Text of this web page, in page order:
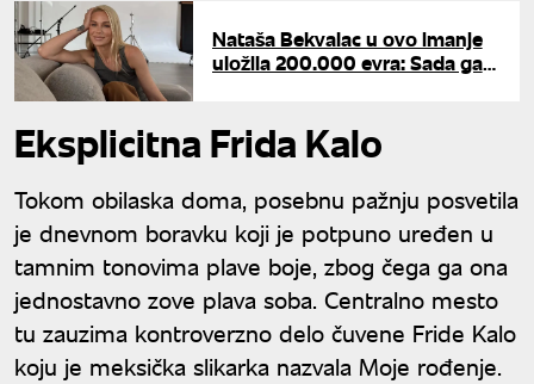
Nataša Bekvalac u ovo imanje
uložila 200.000 evra: Sada ga
Eksplicitna Frida Kalo
Tokom obilaska doma, posebnu pažnju posvetila
je dnevnom boravku koji je potpuno uređen u
tamnim tonovima plave boje, zbog čega ga ona
jednostavno zove plava soba. Centralno mesto
tu zauzima kontroverzno delo čuvene Fride Kalo
koju je meksička slikarka nazvala Moje rođenje.